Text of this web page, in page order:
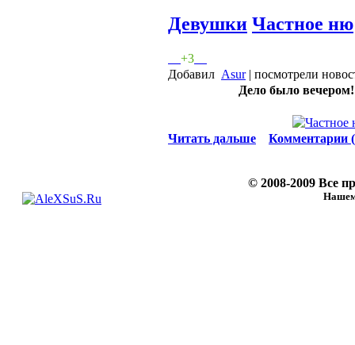
Девушки Частное ню
+3
Добавил Asur| посмотрели
Дело было
Читать дальше Комментарии
© 2008-2009 Все